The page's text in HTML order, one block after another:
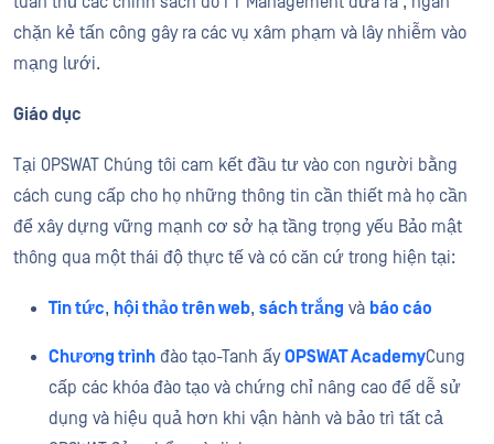
chặn kẻ tấn công gây ra các vụ xâm phạm và lây nhiễm vào
mạng lưới.
Giáo dục
Tại OPSWAT Chúng tôi cam kết đầu tư vào con người bằng
cách cung cấp cho họ những thông tin cần thiết mà họ cần
để xây dựng vững mạnh cơ sở hạ tầng trọng yếu Bảo mật
thông qua một thái độ thực tế và có căn cứ trong hiện tại:
Tin tức, hội thảo trên web, sách trắng và báo cáo
Chương trình đào tạo-Tanh ấyOPSWAT AcademyCung
cấp các khóa đào tạo và chứng chỉ nâng cao để dễ sử
dụng và hiệu quả hơn khi vận hành và bảo trì tất cả